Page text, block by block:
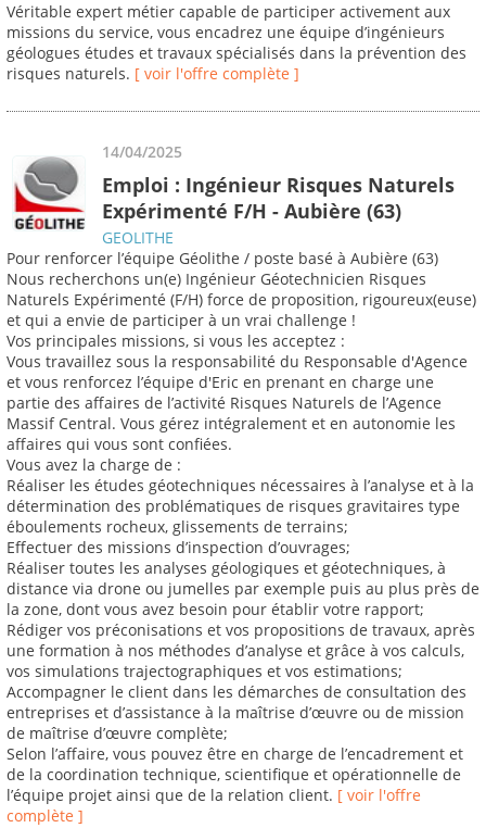
Véritable expert métier capable de participer activement aux
missions du service, vous encadrez une équipe d’ingénieurs
géologues études et travaux spécialisés dans la prévention des
risques naturels. [ voir l'offre complète ]
14/04/2025
Emploi : Ingénieur Risques Naturels
Expérimenté F/H - Aubière (63)
GEOLITHE
Pour renforcer l’équipe Géolithe / poste basé à Aubière (63)
Nous recherchons un(e) Ingénieur Géotechnicien Risques
Naturels Expérimenté (F/H) force de proposition, rigoureux(euse)
et qui a envie de participer à un vrai challenge !
Vos principales missions, si vous les acceptez :
Vous travaillez sous la responsabilité du Responsable d'Agence
et vous renforcez l’équipe d'Eric en prenant en charge une
partie des affaires de l’activité Risques Naturels de l’Agence
Massif Central. Vous gérez intégralement et en autonomie les
affaires qui vous sont confiées.
Vous avez la charge de :
Réaliser les études géotechniques nécessaires à l’analyse et à la
détermination des problématiques de risques gravitaires type
éboulements rocheux, glissements de terrains;
Effectuer des missions d’inspection d’ouvrages;
Réaliser toutes les analyses géologiques et géotechniques, à
distance via drone ou jumelles par exemple puis au plus près de
la zone, dont vous avez besoin pour établir votre rapport;
Rédiger vos préconisations et vos propositions de travaux, après
une formation à nos méthodes d’analyse et grâce à vos calculs,
vos simulations trajectographiques et vos estimations;
Accompagner le client dans les démarches de consultation des
entreprises et d’assistance à la maîtrise d’œuvre ou de mission
de maîtrise d’œuvre complète;
Selon l’affaire, vous pouvez être en charge de l’encadrement et
de la coordination technique, scientifique et opérationnelle de
l’équipe projet ainsi que de la relation client. [ voir l'offre
complète ]